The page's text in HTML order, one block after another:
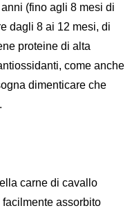
(fino agli 8 mesi di
dagli 8 ai 12 mesi, di
proteine di alta
, come anche
dimenticare che
carne di cavallo
assorbito